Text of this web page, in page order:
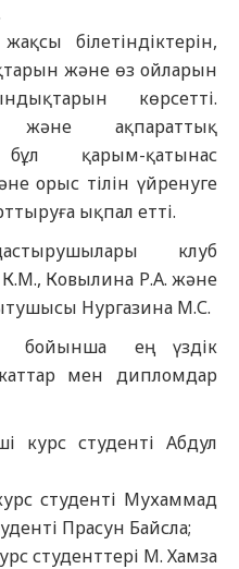
білетіндіктерін,
және өз ойларын
көрсетті.
ақпараттық
қарым-қатынас
орыс тілін үйренуге
ықпал етті.
клуб
К.М., Ковылина Р.А. және
Нургазина М.С.
бойынша ең үздік
мен дипломдар
курс студенті Абдул
студенті Мухаммад
Прасун Байсла;
студенттері М. Хамза